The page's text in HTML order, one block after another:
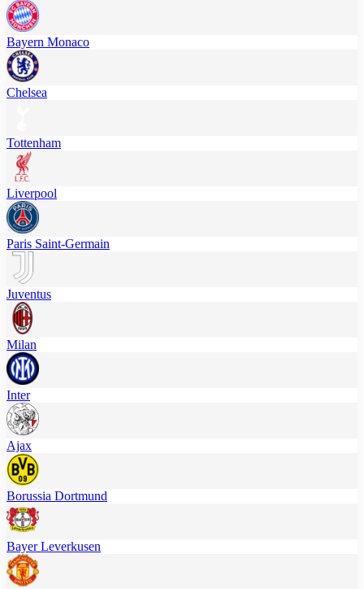
Bayern Monaco
Chelsea
Tottenham
Liverpool
Paris Saint-Germain
Juventus
Milan
Inter
Ajax
Borussia Dortmund
Bayer Leverkusen